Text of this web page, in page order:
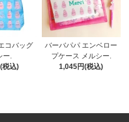
コバッグ
ー.
税込)
バーバパパ エンベロー
プケース メルシー.
1,045円(税込)